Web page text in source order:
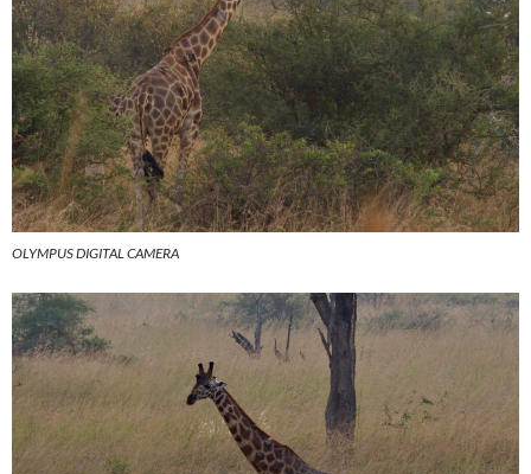
OLYMPUS DIGITAL CAMERA